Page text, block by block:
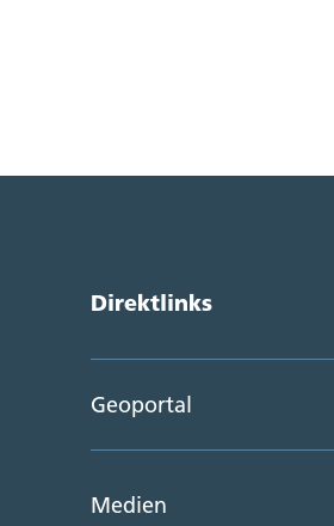
Direktlinks
Geoportal
Medien